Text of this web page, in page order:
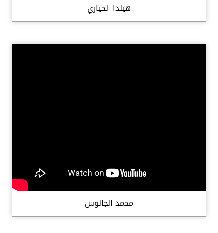
هيلدا الحياري
محمد الجالوس